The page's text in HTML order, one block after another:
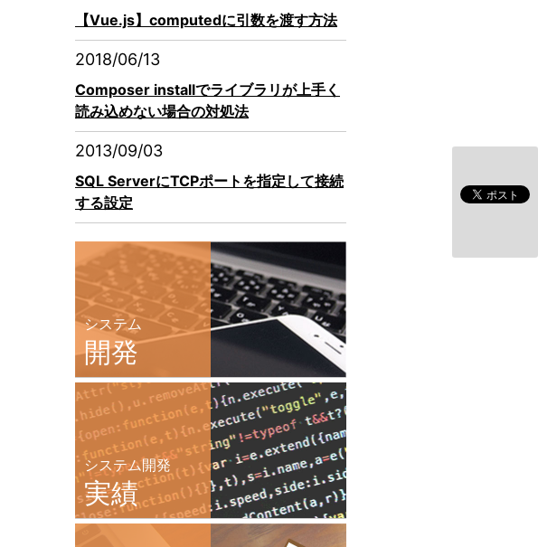
【Vue.js】computedに引数を渡す方法
2018/06/13
Composer installでライブラリが上手く
読み込めない場合の対処法
2013/09/03
SQL ServerにTCPポートを指定して接続
する設定
システム
開発
システム開発
実績